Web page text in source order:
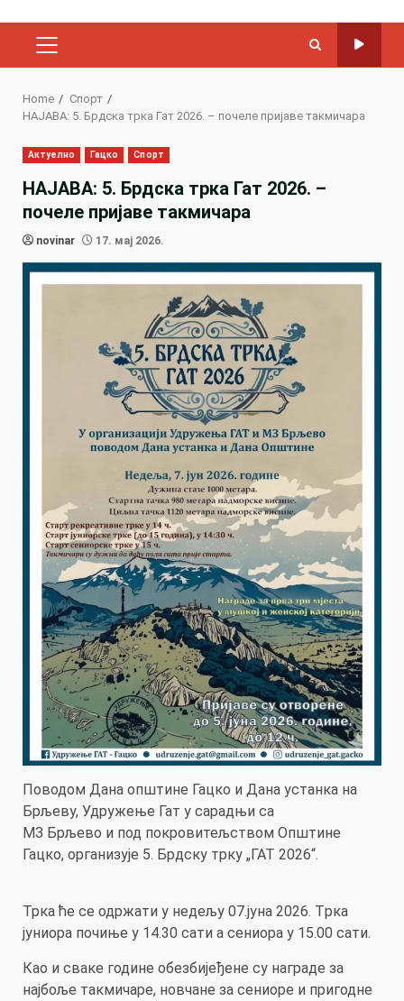
PRIMARY
Home
Спорт
НАЈАВА: 5. Брдска трка Гат 2026. – почеле пријаве такмичара
Актуелно Гацко Спорт
НАЈАВА: 5. Брдска трка Гат 2026. –
почеле пријаве такмичара
novinar 17. мај 2026.
Поводом Дана општине Гацко и Дана устанка на
Брљеву, Удружење Гат у сарадњи са
МЗ Брљево и под покровитељством Општине
Гацко, организује 5. Брдску трку „ГАТ 2026“.
Трка ће се одржати у недељу 07.јуна 2026. Tрка
јуниора почиње у 14.30 сати а сениора у 15.00 сати.
Као и сваке године обезбијеђене су награде за
најбоље такмичаре, новчане за сениоре и пригодне